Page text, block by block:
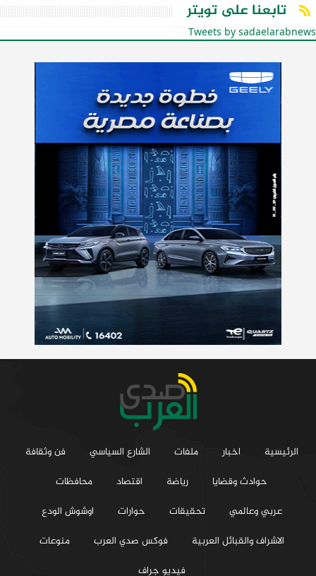
تابعنا على تويتر
Tweets by sadaelarabnews
الرئيسية اخبار ملفات الشارع السياسي
فن وثقافة
حوادث وقضايا
رياضة اقتصاد
محافظات
عربي وعالمي
تحقيقات حوارات
اوشوش الودع
الاشراف والقبائل العربية
فوكس صدي العرب
منوعات
فيديو جراف